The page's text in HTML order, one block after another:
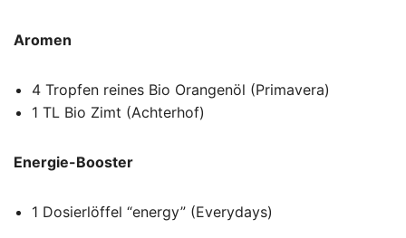
Aromen
4 Tropfen reines Bio Orangenöl (Primavera)
1 TL Bio Zimt (Achterhof)
Energie-Booster
1 Dosierlöffel “energy” (Everydays)